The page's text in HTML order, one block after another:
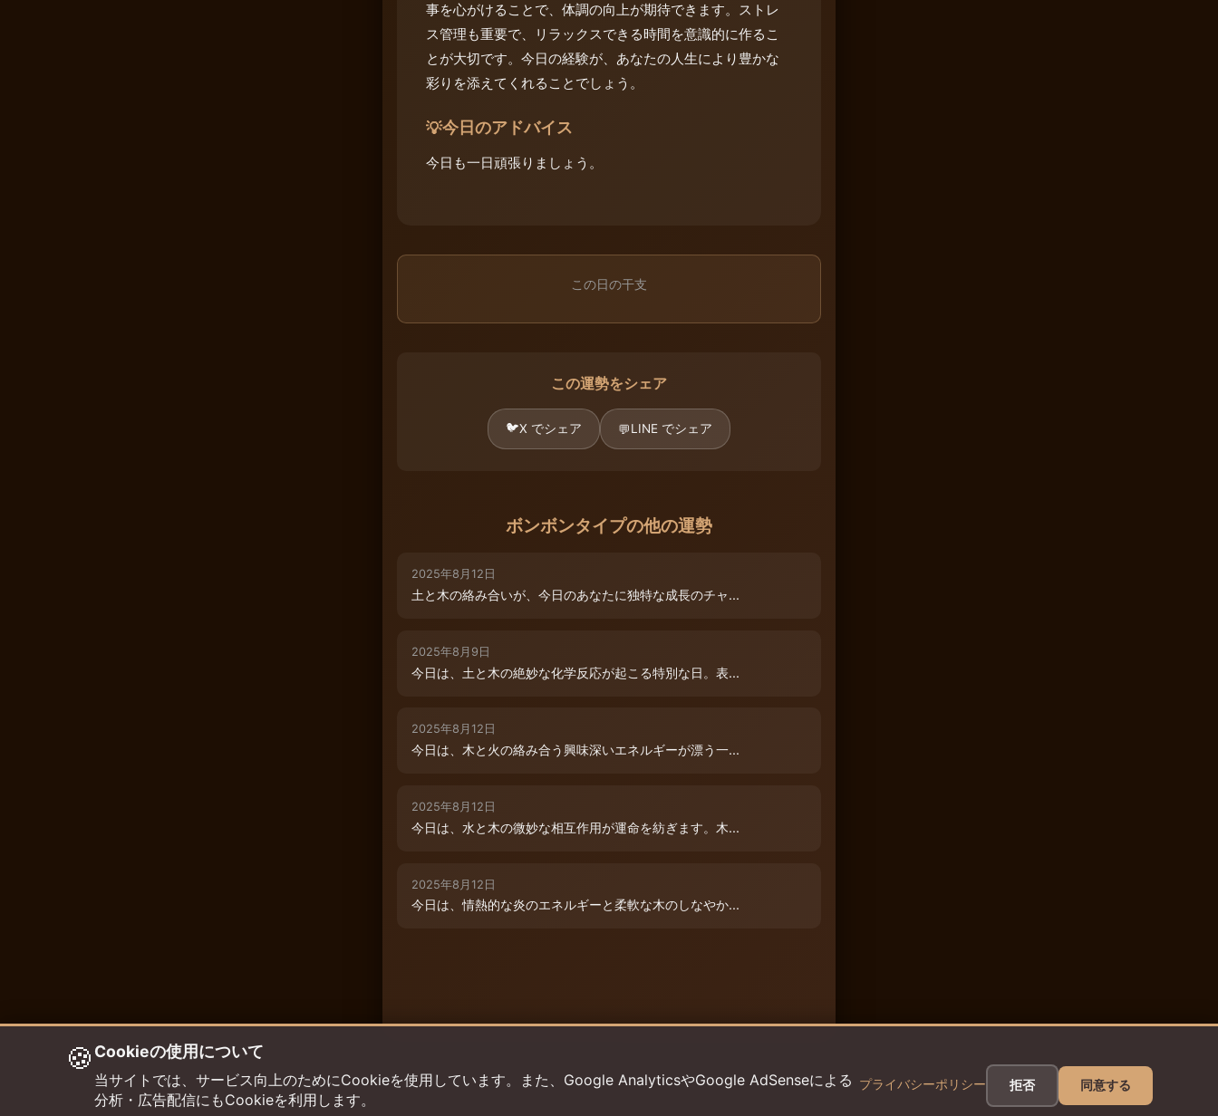
事を心がけることで、体調の向上が期待できます。ストレ
ス管理も重要で、リラックスできる時間を意識的に作るこ
とが大切です。今日の経験が、あなたの人生により豊かな
彩りを添えてくれることでしょう。
💡今日のアドバイス
今日も一日頑張りましょう。
この日の干支
この運勢をシェア
🐦X でシェア 💬LINE でシェア
ボンボンタイプの他の運勢
2025年8月12日
土と木の絡み合いが、今日のあなたに独特な成長のチャ...
2025年8月9日
今日は、土と木の絶妙な化学反応が起こる特別な日。表...
2025年8月12日
今日は、木と火の絡み合う興味深いエネルギーが漂う一...
2025年8月12日
今日は、水と木の微妙な相互作用が運命を紡ぎます。木...
2025年8月12日
今日は、情熱的な炎のエネルギーと柔軟な木のしなやか...
🍪 Cookieの使用について
当サイトでは、サービス向上のためにCookieを使用しています。また、Google AnalyticsやGoogle AdSenseによる
分析・広告配信にもCookieを利用します。
プライバシーポリシー 拒否 同意する